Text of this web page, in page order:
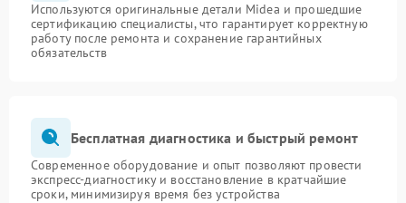
Используются оригинальные детали Midea и прошедшие
сертификацию специалисты, что гарантирует корректную
работу после ремонта и сохранение гарантийных
обязательств
Бесплатная диагностика и быстрый ремонт
Современное оборудование и опыт позволяют провести
экспресс-диагностику и восстановление в кратчайшие
сроки, минимизируя время без устройства